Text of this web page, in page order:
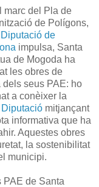
marc del Pla de
de Polígons,
Diputació de
impulsa, Santa
de Mogoda ha
les obres de
dels seus PAE: ho
a conèixer la
Diputaciómitjançant
informativa que ha
Aquestes obres
la sostenibilitat
municipi.
PAE de Santa